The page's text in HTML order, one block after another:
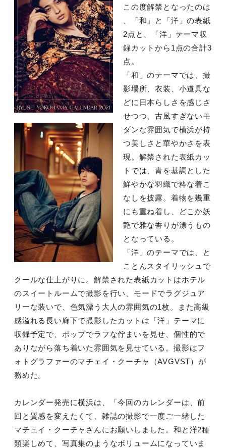
この度解禁となったのは
、「和」と「洋」の表紙
2点と、「洋」テーマ収
録カットから1点の合計3
点。
「和」のテーマでは、撮
影場所、衣装、小道具な
どに日本らしさを感じさ
せつつ、古風すぎないモ
ダンな雰囲気で横浜が持
つ美しさと華やかさを表
現。解禁された表紙カッ
トでは、青を基調とした
鮮やかな羽織で粋な着こ
なしを披露。着物を幾重
にも重ね着し、どこか妖
艶で雅な香りが漂うもの
となっている。
「洋」のテーマでは、と
ことんスタイリッシュで
クールな仕上がりに。解禁された表紙カットはホテル
のスイートルームで撮影を行い、モードでラグジュア
リーな装いで、色気漂う大人の雰囲気の1枚。また高級
感溢れる長い廊下で撮影したカットは「洋」テーマに
収録予定で、ポップでラフな佇まいを見せ、個性的で
ありながら落ち着いた雰囲気を見せている。撮影はフ
ォトグラファーのマチェイ・クーチャ（AVGVST）が
務めた。
カレンダー発売に横浜は、「今回のカレンダーは、前
回と質感を変えたくて、雑誌の撮影で一度ご一緒した
マチェイ・クーチャさんにお願いしました。和と洋2種
類楽しめて、写真集のようなボリュームになっていま